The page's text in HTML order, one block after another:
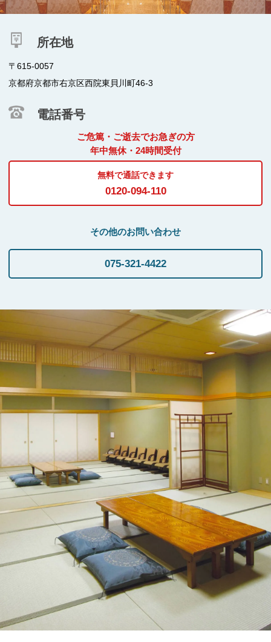
所在地
〒615-0057
京都府京都市右京区西院東貝川町46-3
電話番号
ご危篤・ご逝去でお急ぎの方
年中無休・24時間受付
無料で通話できます
0120-094-110
その他のお問い合わせ
075-321-4422